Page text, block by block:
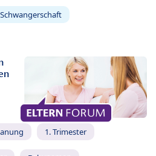
Schwangerschaft
1. Trimester